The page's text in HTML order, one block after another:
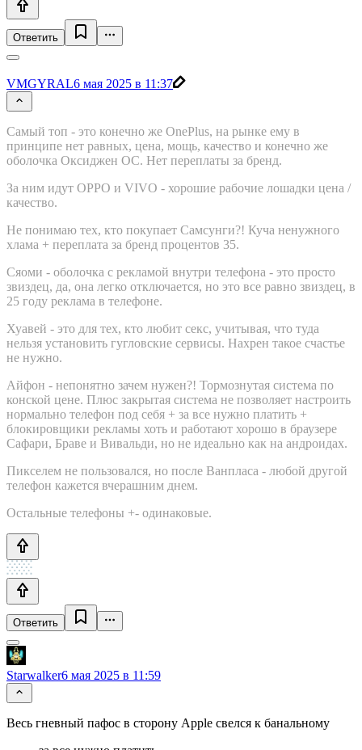
Ответить
VMGYRAL6 мая 2025 в 11:37
Самый топ - это конечно же OnePlus, на рынке ему в
принципе нет равных, цена, мощь, качество и конечно же
оболочка Оксиджен ОС. Нет переплаты за бренд.
За ним идут OPPO и VIVO - хорошие рабочие лошадки цена /
качество.
Не понимаю тех, кто покупает Самсунги?! Куча ненужного
хлама + переплата за бренд процентов 35.
Сяоми - оболочка с рекламой внутри телефона - это просто
звиздец, да, она легко отключается, но это все равно звиздец, в
25 году реклама в телефоне.
Хуавей - это для тех, кто любит секс, учитывая, что туда
нельзя установить гугловские сервисы. Нахрен такое счастье
не нужно.
Айфон - непонятно зачем нужен?! Тормознутая система по
конской цене. Плюс закрытая система не позволяет настроить
нормально телефон под себя + за все нужно платить +
блокировщики рекламы хоть и работают хорошо в браузере
Сафари, Браве и Вивальди, но не идеально как на андроидах.
Пикселем не пользовался, но после Ванпласа - любой другой
телефон кажется вчерашним днем.
Остальные телефоны +- одинаковые.
Ответить
Starwalker6 мая 2025 в 11:59
Весь гневный пафос в сторону Apple свелся к банальному